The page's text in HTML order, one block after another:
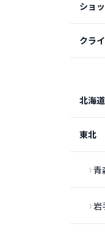
ショ
クラ
北海道
東北
青
岩